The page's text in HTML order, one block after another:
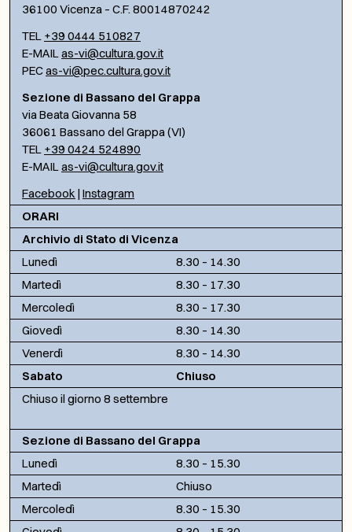
36100 Vicenza – C.F. 80014870242
TEL +39 0444 510827
E-MAILas-vi@cultura.gov.it
PECas-vi@pec.cultura.gov.it
Sezione di Bassano del Grappa
via Beata Giovanna 58
36061 Bassano del Grappa (VI)
TEL +39 0424 524890
E-MAILas-vi@cultura.gov.it
Facebook | Instagram
ORARI
Archivio di Stato di Vicenza
Lunedì
8.30 – 14.30
Martedì
8.30 – 17.30
Mercoledì
8.30 – 17.30
Giovedì
8.30 – 14.30
Venerdì
8.30 – 14.30
Sabato
Chiuso
Chiuso il giorno 8 settembre
Sezione di Bassano del Grappa
Lunedì
8.30 – 15.30
Martedì
Chiuso
Mercoledì
8.30 – 15.30